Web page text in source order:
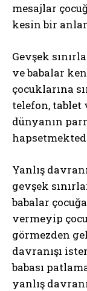
mesajlar
kesin bir
Gevşek
ve babalar
çocuklarına
telefon, tablet
dünyanın
Yanlış
gevşek
babalar
vermeyip
görmezden
davranışı
babası
yanlış